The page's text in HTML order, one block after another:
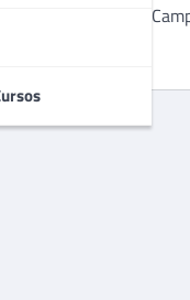
será publicado.